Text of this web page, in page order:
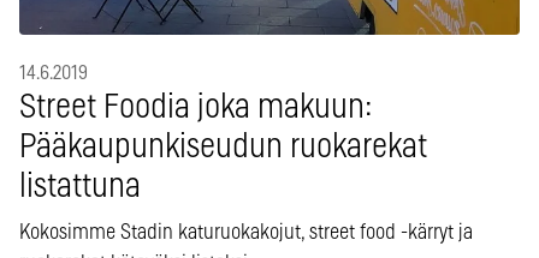
14.6.2019
Street Foodia joka makuun:
Pääkaupunkiseudun ruokarekat
listattuna
Kokosimme Stadin katuruokakojut, street food -kärryt ja